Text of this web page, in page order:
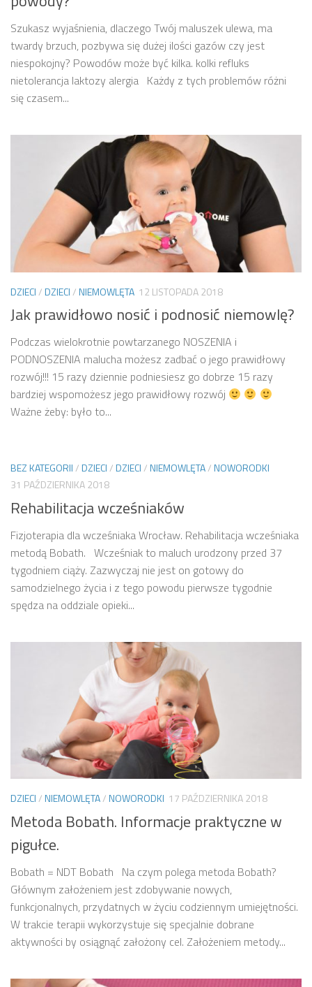
Szukasz wyjaśnienia, dlaczego Twój maluszek ulewa, ma
twardy brzuch, pozbywa się dużej ilości gazów czy jest
niespokojny? Powodów może być kilka. kolki refluks
nietolerancja laktozy alergia Każdy z tych problemów różni
się czasem...
DZIECI/DZIECI/NIEMOWLĘTA 12 LISTOPADA 2018
Jak prawidłowo nosić i podnosić niemowlę?
Podczas wielokrotnie powtarzanego NOSZENIA i
PODNOSZENIA malucha możesz zadbać o jego prawidłowy
rozwój!!! 15 razy dziennie podniesiesz go dobrze 15 razy
bardziej wspomożesz jego prawidłowy rozwój
Ważne żeby: było to...
BEZ KATEGORII/DZIECI/DZIECI/NIEMOWLĘTA/NOWORODKI
31 PAŹDZIERNIKA 2018
Rehabilitacja wcześniaków
Fizjoterapia dla wcześniaka Wrocław. Rehabilitacja wcześniaka
metodą Bobath. Wcześniak to maluch urodzony przed 37
tygodniem ciąży. Zazwyczaj nie jest on gotowy do
samodzielnego życia i z tego powodu pierwsze tygodnie
spędza na oddziale opieki...
DZIECI/NIEMOWLĘTA/NOWORODKI 17 PAŹDZIERNIKA 2018
Metoda Bobath. Informacje praktyczne w
pigułce.
Bobath = NDT Bobath Na czym polega metoda Bobath?
Głównym założeniem jest zdobywanie nowych,
funkcjonalnych, przydatnych w życiu codziennym umiejętności.
W trakcie terapii wykorzystuje się specjalnie dobrane
aktywności by osiągnąć założony cel. Założeniem metody...